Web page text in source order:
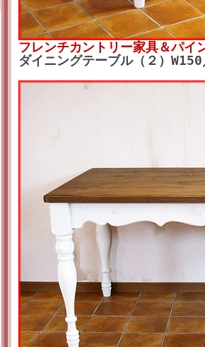
フレンチカントリー家具＆パイ
ダイニングテーブル（２）